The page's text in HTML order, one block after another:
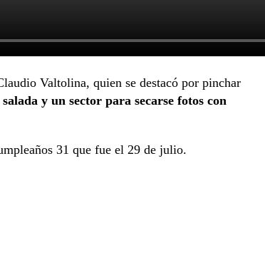
Valtolina, quien se destacó por pinchar
y un sector para secarse fotos con
31 que fue el 29 de julio.